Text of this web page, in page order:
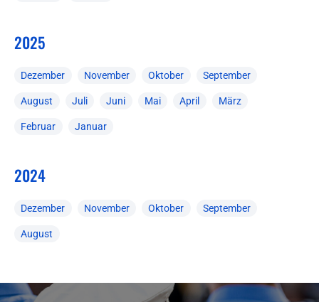
2025
Dezember November Oktober September
August Juli Juni Mai April März
Februar Januar
2024
Dezember November Oktober September
August